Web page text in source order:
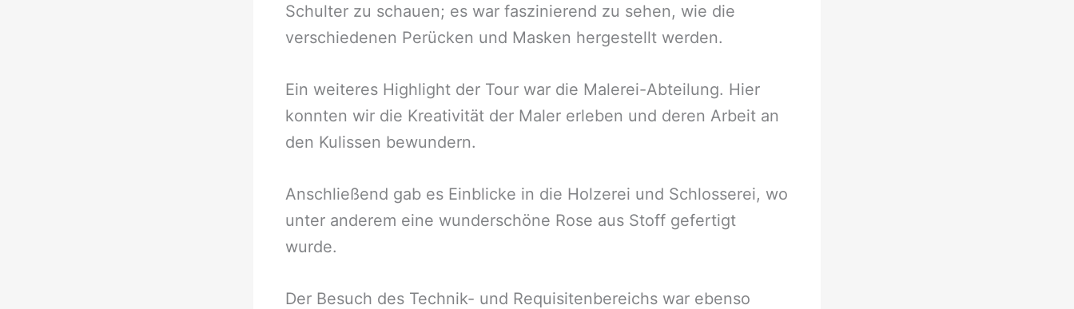
Schulter zu schauen; es war faszinierend zu sehen, wie die
verschiedenen Perücken und Masken hergestellt werden.
Ein weiteres Highlight der Tour war die Malerei-Abteilung. Hier
konnten wir die Kreativität der Maler erleben und deren Arbeit an
den Kulissen bewundern.
Anschließend gab es Einblicke in die Holzerei und Schlosserei, wo
unter anderem eine wunderschöne Rose aus Stoff gefertigt
wurde.
Der Besuch des Technik- und Requisitenbereichs war ebenso